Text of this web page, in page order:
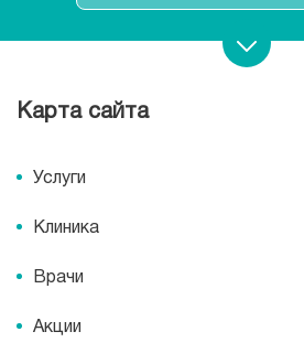
Записаться на
Карта сайта
Услуги
Клиника
Врачи
Акции